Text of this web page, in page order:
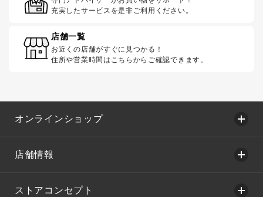
充実したサービスを是非ご利用ください。
店舗一覧
お近くの店舗がすぐに見つかる！
住所や営業時間はこちらからご確認できます。
オンラインショップ
店舗情報
ストアコンセプト